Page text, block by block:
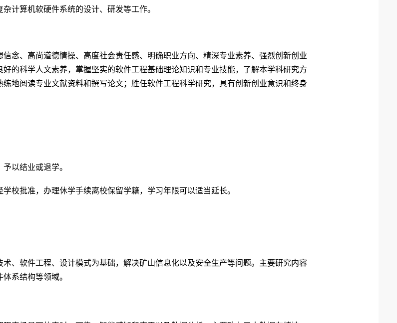
计算机软硬件系统的设计、研发等工作。
念、高尚道德情操、高度社会责任感、明确职业方向、精深专业素养、强烈创新创业
的科学人文素养，掌握坚实的软件工程基础理论知识和专业技能，了解本学科研究方
地阅读专业文献资料和撰写论文；胜任软件工程科学研究，具有创新创业意识和终身
以结业或退学。
校批准，办理休学手续离校保留学籍，学习年限可以适当延长。
、软件工程、设计模式为基础，解决矿山信息化以及安全生产等问题。主要研究内容
系结构等领域。